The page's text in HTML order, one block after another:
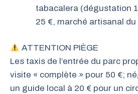
tabacalera (dégustation
25 €, marché artisanal
ATTENTION PIÈGE
Les taxis de l’entrée du parc
visite « complète » pour 50 €;
un guide local à 20 € pour un